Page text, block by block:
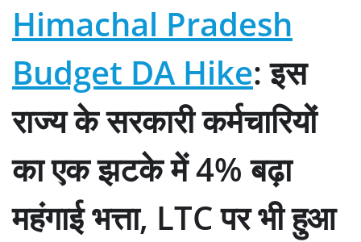
Himachal Pradesh
Budget DA Hike: इस
राज्य के सरकारी कर्मचारियों
का एक झटके में 4% बढ़ा
महंगाई भत्ता, LTC पर भी हुआ